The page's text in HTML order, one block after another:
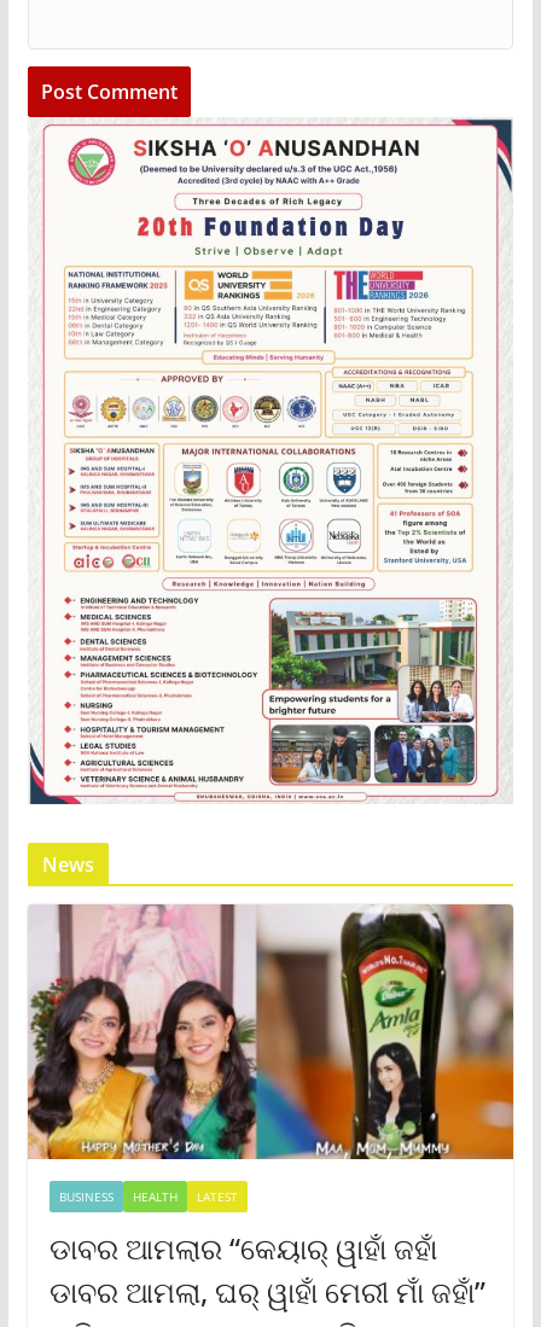
News
BUSINESS HEALTH LATEST
ଡାବର ଆମଲାର “କେୟାର୍ ୱାହାଁ ଜହାଁ
ଡାବର ଆମଲା, ଘର୍ ୱାହାଁ ମେରୀ ମାଁ ଜହାଁ”